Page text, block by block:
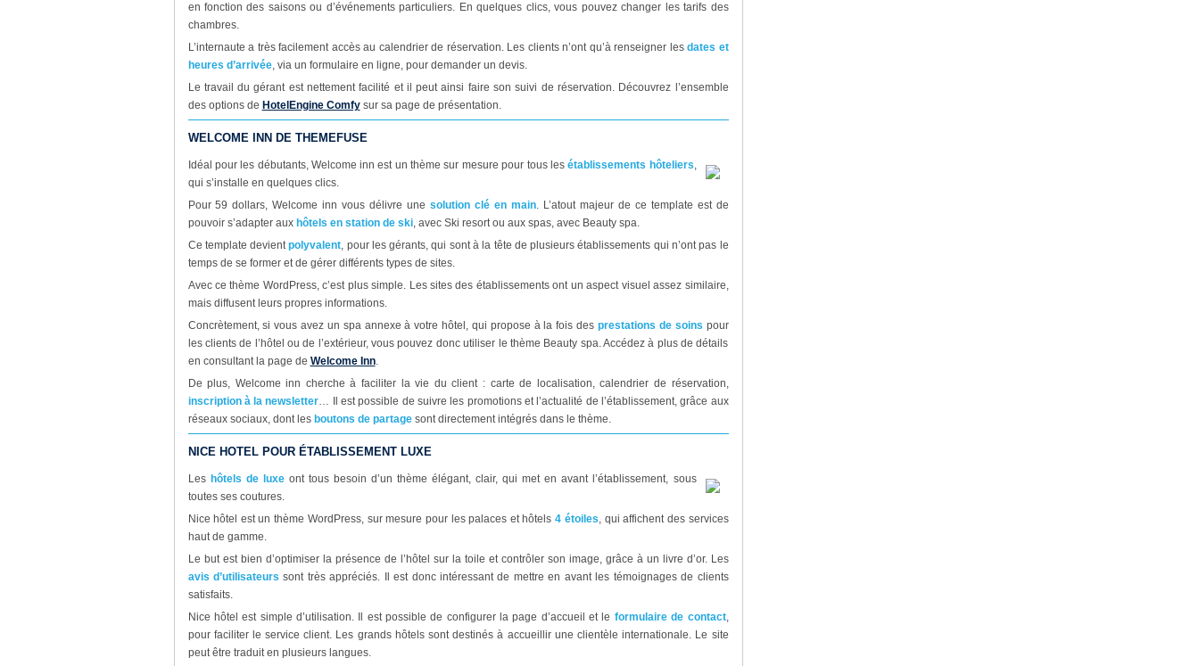
en fonction des saisons ou d’événements particuliers. En quelques clics, vous pouvez changer les tarifs des
chambres.
L’internaute a très facilement accès au calendrier de réservation. Les clients n’ont qu’à renseigner les dates et
heures d’arrivée, via un formulaire en ligne, pour demander un devis.
Le travail du gérant est nettement facilité et il peut ainsi faire son suivi de réservation. Découvrez l’ensemble
des options de HotelEngine Comfysur sa page de présentation.
WELCOME INN DE THEMEFUSE
Idéal pour les débutants, Welcome inn est un thème sur mesure pour tous lesétablissements hôteliers,
qui s’installe en quelques clics.
Pour 59 dollars, Welcome inn vous délivre unesolution clé en main. L’atout majeur de ce template est de
pouvoir s’adapter aux hôtels en station de ski, avec Ski resort ou aux spas, avec Beauty spa.
Ce template devientpolyvalent, pour les gérants, qui sont à la tête de plusieurs établissements qui n’ont pas le
temps de se former et de gérer différents types de sites.
Avec ce thème WordPress, c’est plus simple. Les sites des établissements ont un aspect visuel assez similaire,
mais diffusent leurs propres informations.
Concrètement, si vous avez un spa annexe à votre hôtel, qui propose à la fois des prestations de soins pour
les clients de l’hôtel ou de l’extérieur, vous pouvez donc utiliser le thème Beauty spa. Accédez à plus de détails
en consultant la page de Welcome Inn.
De plus, Welcome inn cherche à faciliter la vie du client : carte de localisation, calendrier de réservation,
inscription à la newsletter… Il est possible de suivre les promotions et l’actualité de l’établissement, grâce aux
réseaux sociaux, dont les boutons de partagesont directement intégrés dans le thème.
NICE HOTEL POUR ÉTABLISSEMENT LUXE
Les hôtels de luxeont tous besoin d’un thème élégant, clair, qui met en avant l’établissement, sous
toutes ses coutures.
Nice hôtel est un thème WordPress, sur mesure pour les palaces et hôtels4 étoiles, qui affichent des services
haut de gamme.
Le but est bien d’optimiser la présence de l’hôtel sur la toile et contrôler son image, grâce à un livre d’or. Les
avis d’utilisateurs sont très appréciés. Il est donc intéressant de mettre en avant les témoignages de clients
satisfaits.
Nice hôtel est simple d’utilisation. Il est possible de configurer la page d’accueil et le formulaire de contact,
pour faciliter le service client. Les grands hôtels sont destinés à accueillir une clientèle internationale. Le site
peut être traduit en plusieurs langues.